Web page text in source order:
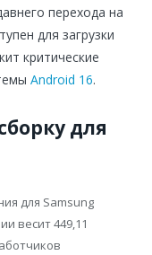
перехода на
для загрузки
критические
Android 16.
для
для Samsung
весит 449,11